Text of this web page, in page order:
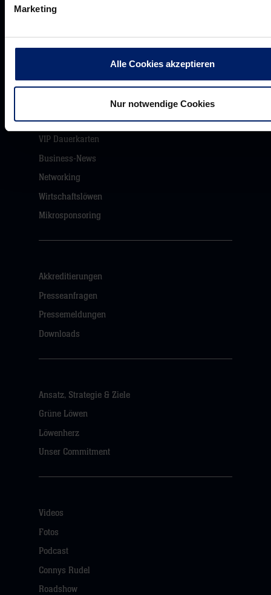
Marketing
Alle Cookies akzeptieren
Nur notwendige Cookies
Ansprechpartner*innen
Werbemöglichkeiten
VIP Dauerkarten
Business-News
Networking
Wirtschaftslöwen
Mikrosponsoring
Akkreditierungen
Presseanfragen
Pressemeldungen
Downloads
Ansatz, Strategie & Ziele
Grüne Löwen
Löwenherz
Unser Commitment
Videos
Fotos
Podcast
Connys Rudel
Roadshow